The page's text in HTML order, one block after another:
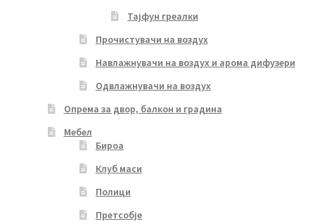
Тајфун греалки
Прочистувачи на воздух
Навлажнувачи на воздух и арома дифузери
Одвлажнувачи на воздух
Опрема за двор, балкон и градина
Мебел
Бироа
Клуб маси
Полици
Претсобје